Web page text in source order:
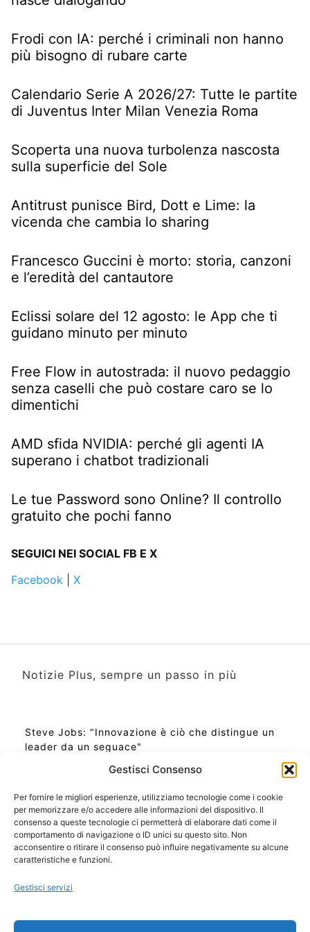
Gestisci Consenso
Per fornire le migliori esperienze, utilizziamo tecnologie come i cookie
per memorizzare e/o accedere alle informazioni del dispositivo. Il
consenso a queste tecnologie ci permetterà di elaborare dati come il
comportamento di navigazione o ID unici su questo sito. Non
acconsentire o ritirare il consenso può influire negativamente su alcune
caratteristiche e funzioni.
Gestisci servizi
Frodi con IA: perché i criminali non hanno
più bisogno di rubare carte
Calendario Serie A 2026/27: Tutte le partite
di Juventus Inter Milan Venezia Roma
Scoperta una nuova turbolenza nascosta
sulla superficie del Sole
Antitrust punisce Bird, Dott e Lime: la
vicenda che cambia lo sharing
Francesco Guccini è morto: storia, canzoni
e l’eredità del cantautore
Eclissi solare del 12 agosto: le App che ti
guidano minuto per minuto
Free Flow in autostrada: il nuovo pedaggio
senza caselli che può costare caro se lo
dimentichi
AMD sfida NVIDIA: perché gli agenti IA
superano i chatbot tradizionali
Le tue Password sono Online? Il controllo
gratuito che pochi fanno
SEGUICI NEI SOCIAL FB E X
Facebook
X
Notizie Plus, sempre un passo in più
Steve Jobs: "Innovazione è ciò che distingue un
leader da un seguace"
Ora Esatta in Italia in questo momento
Ti Senti Strano Ultimamente? Potrebbe Essere per
la Risonanza di Schumann
Come Sapere Se Stai Ascendendo alla Quinta